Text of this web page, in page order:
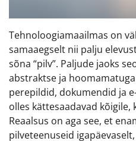
Tehnoloogiamaailmas on
samaaegselt nii palju
sõna “pilv”. Paljude jaoks
abstraktse ja
perepildid, dokumendid ja
olles kättesaadavad kõigile,
Reaalsus on aga see, et
pilveteenuseid